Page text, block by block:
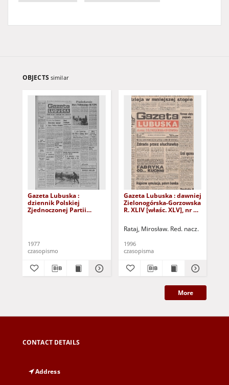
OBJECTS similar
Gazeta Lubuska :
dziennik Polskiej
Zjednoczonej Partii
1977
czasopismo
Gazeta Lubuska : dawniej
Zielonogórska-Gorzowska
R. XLIV [właśc. XLV], nr 52
Rataj, Mirosław. Red. nacz.
1996
czasopisma
More
CONTACT DETAILS
Address